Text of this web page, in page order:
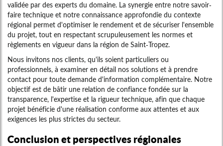
validée par des experts du domaine. La synergie entre notre savoir-
faire technique et notre connaissance approfondie du contexte
régional permet d'optimiser le rendement et de sécuriser l'ensemble
du projet, tout en respectant scrupuleusement les normes et
règlements en vigueur dans la région de Saint-Tropez.
Nous invitons nos clients, qu'ils soient particuliers ou
professionnels, à examiner en détail nos solutions et à prendre
contact pour toute demande d'information complémentaire. Notre
objectif est de bâtir une relation de confiance fondée sur la
transparence, l'expertise et la rigueur technique, afin que chaque
projet bénéficie d'une réalisation conforme aux attentes et aux
exigences les plus strictes du secteur.
Conclusion et perspectives régionales